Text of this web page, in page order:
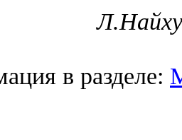
в разделе: